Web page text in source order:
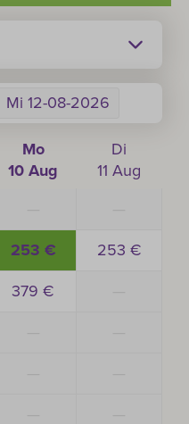
Mi 12-08-2026
Mo
10 Aug
Di
11 Aug
253 € 253 €
379 €